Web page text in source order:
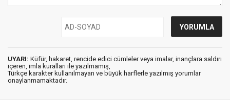
UYARI: Küfür, hakaret, rencide edici cümleler veya imalar, inançlara saldırı
içeren, imla kuralları ile yazılmamış,
Türkçe karakter kullanılmayan ve büyük harflerle yazılmış yorumlar
onaylanmamaktadır.